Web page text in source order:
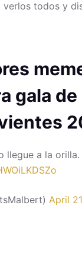
verlos todos y
gala de
llegue a la orilla.
April